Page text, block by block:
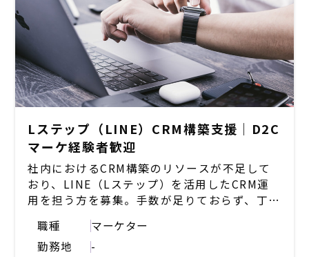
Data、Adobe Real-time CDP）
・LINEマーケティングの運用支援（LINE公式
アカウント、Lステップ、LINE広告）
・MA/CDPツールのオンボーディング（初期設
定/レクチャー/運用支援）
・クライアントのマーケティング課題のヒアリ
ングと改善提案
Lステップ（LINE）CRM構築支援｜D2C
マーケ経験者歓迎
社内におけるCRM構築のリソースが不足して
おり、LINE（Lステップ）を活用したCRM運
用を担う方を募集。手数が足りておらず、丁寧
【業務内容】
職種
マーケター
勤務地
-